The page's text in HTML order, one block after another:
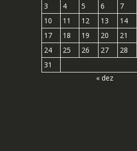
3
4 5 6 7
10
11 12 13 14
17
18 19 20 21
24
25 26 27 28
31
« dez